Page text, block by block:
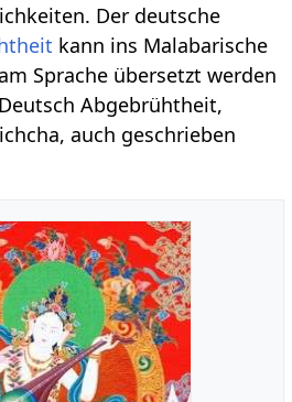
Der deutsche
kann ins Malabarische
Sprache übersetzt werden
Abgebrühtheit,
auch geschrieben